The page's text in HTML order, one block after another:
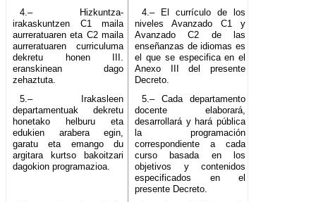
4.– Hizkuntza-
irakaskuntzen C1 maila
aurreratuaren eta C2 maila
aurreratuaren curriculuma
dekretu honen III.
eranskinean dago
zehaztuta.
4.– El currículo de los
niveles Avanzado C1 y
Avanzado C2 de las
enseñanzas de idiomas es
el que se especifica en el
Anexo III del presente
Decreto.
5.– Irakasleen
departamentuak dekretu
honetako helburu eta
edukien arabera egin,
garatu eta emango du
argitara kurtso bakoitzari
dagokion programazioa.
5.– Cada departamento
docente elaborará,
desarrollará y hará pública
la programación
correspondiente a cada
curso basada en los
objetivos y contenidos
especificados en el
presente Decreto.